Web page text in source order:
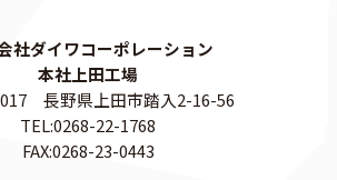
社ダイワコーポレーション
本社上田工場
長野県上田市踏入2-16-56
TEL:0268-22-1768
FAX:0268-23-0443